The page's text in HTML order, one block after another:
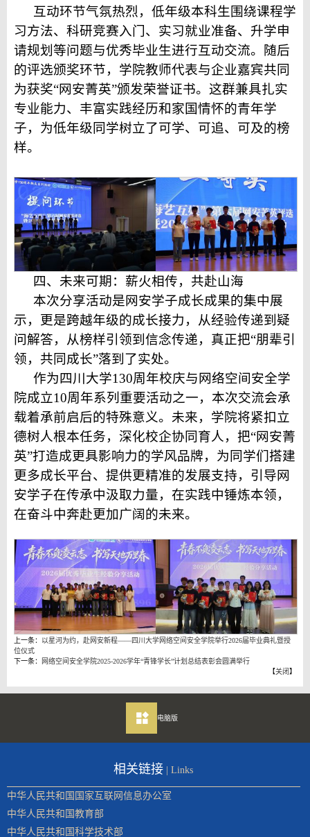
互动环节气氛热烈，低年级本科生围绕课程学
习方法、科研竞赛入门、实习就业准备、升学申
请规划等问题与优秀毕业生进行互动交流。随后
的评选颁奖环节， 学院教师代表与企业嘉宾共同
为获奖“网安菁英”颁发荣誉证书。 这群兼具扎实
专业能力、 丰富实践经历和家国情怀的青年学
子， 为低年级同学树立了可学、可追、可及的榜
样。
四、 未来可期：薪火相传，共赴山海
本次分享活动是网安学子成长成果的集中展
示， 更是跨越年级的成长接力，从经验传递到疑
问解答，从榜样引领到信念传递，真正把“朋辈引
领，共同成长”落到了实处。
作为四川大学130周年校庆与网络空间安全学
院成立10周年系列重要活动之一，本次交流会承
载着承前启后的特殊意义。 未来，学院将紧扣立
德树人根本任务，深化校企协同育人， 把“网安菁
英”打造成更具影响力的学风品牌， 为同学们搭建
更多成长平台、提供更精准的发展支持， 引导网
安学子在传承中汲取力量，在实践中锤炼本领，
在奋斗中奔赴更加广阔的未来。
上一条： 以星河为约，赴网安新程——四川大学网络空间安全学院举行2026届毕业典礼暨授
位仪式
下一条：
网络空间安全学院2025-2026学年“青锋学长”计划总结表彰会圆满举行
【关闭 】
电脑版
相关链接 | Links
中华人民共和国国家互联网信息办公室
中华人民共和国教育部
中华人民共和国科学技术部